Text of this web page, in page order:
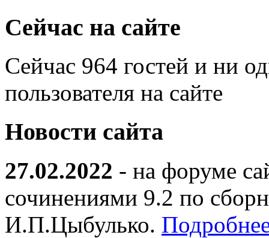
Сейчас на сайте
Сейчас 964 гостей и ни
пользователя на сайте
Новости сайта
27.02.2022 - на форуме
сочинениями 9.2 по
И.П.Цыбулько.